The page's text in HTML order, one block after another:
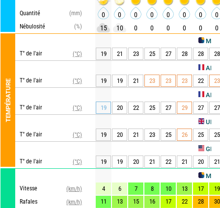
Quantité
(mm)
Nébulosité
(%)
TEMPÉRATURE
METEO
T° de l'air (°C)
AROME HD
T° de l'air (°C)
ARPEGE
T° de l'air (°C)
UKMO
T° de l'air (°C)
T° de l'air (°C)
METEO
Vitesse
(km/h)
Rafales
(km/h)
0 0 0 0 0 0 0
0
15
10 0 0 0 0 0 0
19 21 23 25 27 28 28 28
19 19 21 23 23 23 22 23
19 20 22 25 27 29 27 27
19 20 21 23 25 26 25 25
19 19 20 21 22 21 20 21
4 6 7 8 10 13 17
19
11
13 15 16 17 22 28 30